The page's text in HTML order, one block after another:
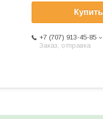
Купить
+7 (707) 913-45-85
Заказ, отправка